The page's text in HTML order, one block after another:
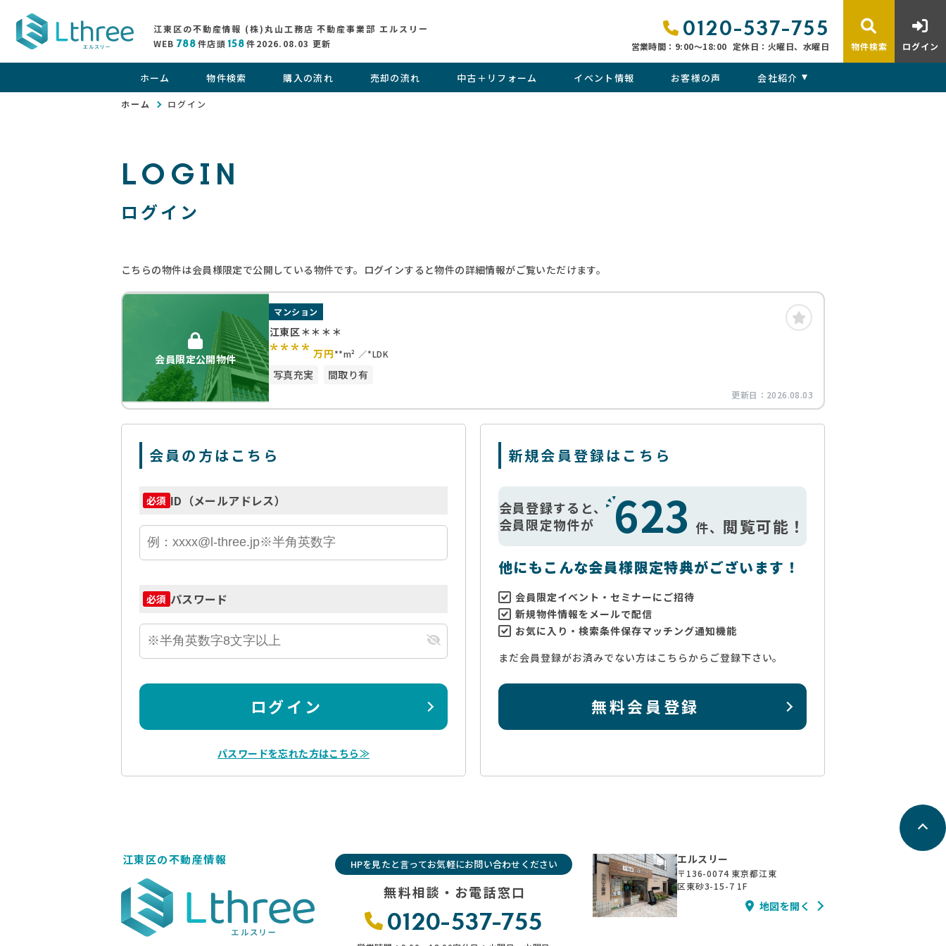
江東区の不動産情報 (株)丸山工務店 不動産事業部 エルスリー
WEB 788件店頭158 件2026.08.03 更新
0120-537-755
営業時間：9:00〜18:00 定休日：火曜日、水曜日 物件検索 ログイン
ホーム 物件検索 購入の流れ 売却の流れ 中古＋リフォーム イベント情報 お客様の声 会社紹介
ホーム ログイン
LOGIN
ログイン
こちらの物件は会員様限定で公開している物件です。ログインすると物件の詳細情報がご覧いただけます。
会員限定公開物件
マンション
江東区＊＊＊＊
**** 万円**m² *LDK
写真充実 間取り有
更新日： 2026.08.03
会員の方はこちら
必須 ID（メールアドレス）
必須 パスワード
ログイン
パスワードを忘れた方はこちら≫
新規会員登録はこちら
会員登録すると、
会員限定物件が
623 件、 閲覧可能！
他にもこんな会員様限定特典がございます！
会員限定イベント・セミナーにご招待
新規物件情報をメールで配信
お気に入り・検索条件保存マッチング通知機能
まだ会員登録がお済みでない方はこちらからご登録下さい。
無料会員登録
江東区の不動産情報 HPを見たと言ってお気軽にお問い合わせください
無料相談・お電話窓口
0120-537-755
エルスリー
〒136-0074 東京都江東
区東砂3-15-7 1F
地図を開く